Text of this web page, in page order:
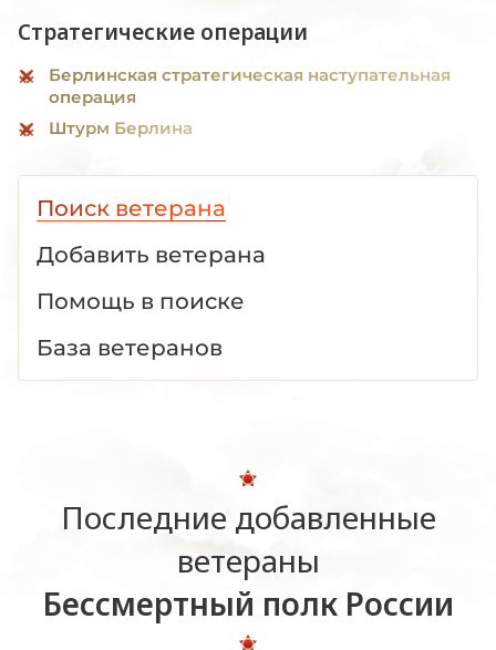
Стратегические операции
Берлинская стратегическая наступательная
операция
Штурм Берлина
Поиск ветерана
Добавить ветерана
Помощь в поиске
База ветеранов
Последние добавленные
ветераны
Бессмертный полк России